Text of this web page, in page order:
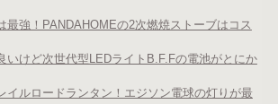
最強！PANDAHOMEの2次燃焼ストーブはコス
いけど次世代型LEDライトB.F.Fの電池がとにか
イルロードランタン！エジソン電球の灯りが最